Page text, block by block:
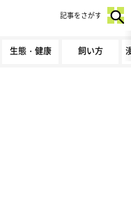
生態・健康 飼い方
記事をさがす